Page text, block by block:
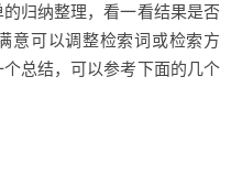
归纳整理，看一看结果是否
意可以调整检索词或检索方
总结，可以参考下面的几个